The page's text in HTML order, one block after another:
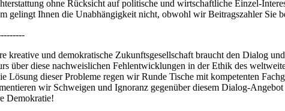
ohne Rücksicht auf politische und wirtschaftliche Einzel-
gelingt Ihnen die Unabhängigkeit nicht, obwohl wir Beitragszahler Sie
kreative und demokratische Zukunftsgesellschaft braucht den Dialog
über diese nachweislichen Fehlentwicklungen in der Ethik des
Lösung dieser Probleme regen wir Runde Tische mit kompetenten
wir Schweigen und Ignoranz gegenüber diesem Dialog-
Demokratie!